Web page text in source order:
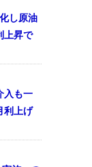
し原油
上昇で
入も一
利上げ